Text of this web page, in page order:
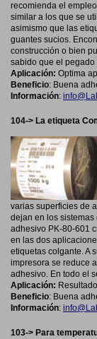
recomienda el
similar a los que se
asimismo que las
guantes sucios.
construcción o bien
sabido que el
Aplicación: Optima
Beneficio: Buena
Información:
104-> La etiqueta
varias superficies de
dejan en los
adhesivo PK-80-601
en las dos
etiquetas colgante. A
impresora se reduce
adhesivo. En todo el
Aplicación:
Beneficio: Buena
Información:
103-> Para